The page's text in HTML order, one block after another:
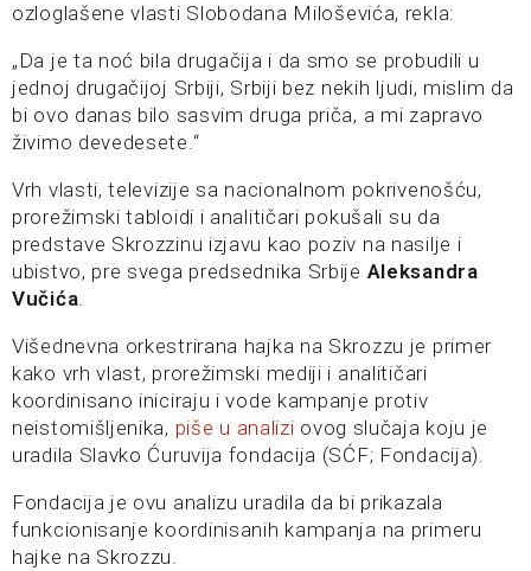
ozloglašene vlasti Slobodana Miloševića, rekla:
„Da je ta noć bila drugačija i da smo se probudili u
jednoj drugačijoj Srbiji, Srbiji bez nekih ljudi, mislim da
bi ovo danas bilo sasvim druga priča, a mi zapravo
živimo devedesete.“
Vrh vlasti, televizije sa nacionalnom pokrivenošću,
prorežimski tabloidi i analitičari pokušali su da
predstave Skrozzinu izjavu kao poziv na nasilje i
ubistvo, pre svega predsednika Srbije Aleksandra
Vučića.
Višednevna orkestrirana hajka na Skrozzu je primer
kako vrh vlast, prorežimski mediji i analitičari
koordinisano iniciraju i vode kampanje protiv
neistomišljenika, piše u analizi ovog slučaja koju je
uradila Slavko Ćuruvija fondacija (SĆF; Fondacija).
Fondacija je ovu analizu uradila da bi prikazala
funkcionisanje koordinisanih kampanja na primeru
hajke na Skrozzu.